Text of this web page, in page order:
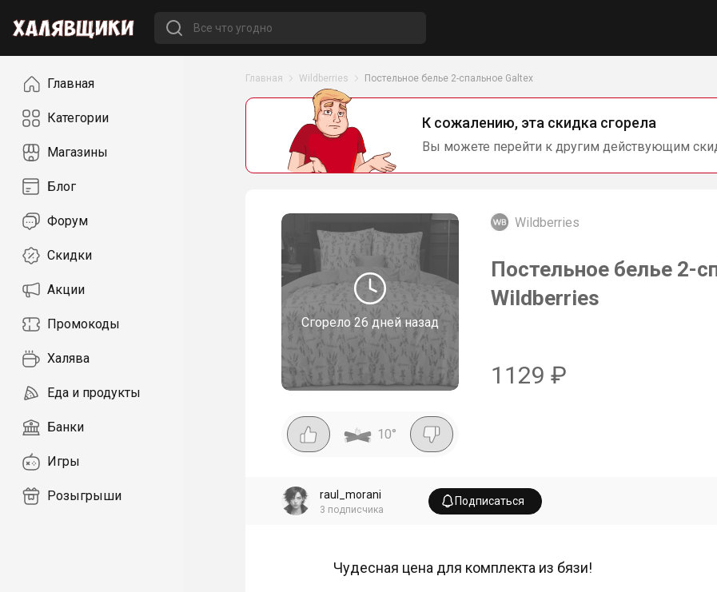
НавигацияГлавная
Категории
Магазины
Блог
Форум
Скидки
Акции
Промокоды
Халява
Еда и продукты
Банки
Игры
Розыгрыши
Главная Wildberries Постельное белье 2-спальное Galtex
К сожалению, эта скидка сгорела
Вы можете перейти к другим действующим
Сгорело26 дней назад
Wildberries
Постельное белье 2-
Wildberries
1129 ₽
10°
raul_morani
3 подписчика
Подписаться
Чудесная цена для комплекта из бязи!